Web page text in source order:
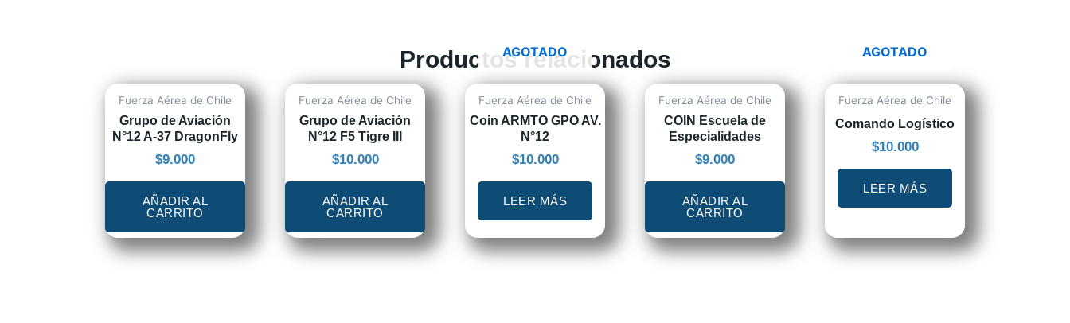
Productos relacionados
Fuerza Aérea de Chile
Grupo de Aviación
N°12 A-37 DragonFly
$9.000
AÑADIR AL
CARRITO
Fuerza Aérea de Chile
Grupo de Aviación
N°12 F5 Tigre III
$10.000
AÑADIR AL
CARRITO
AGOTADO
Fuerza Aérea de Chile
Coin ARMTO GPO AV.
N°12
$10.000
LEER MÁS
Fuerza Aérea de Chile
COIN Escuela de
Especialidades
$9.000
AÑADIR AL
CARRITO
AGOTADO
Fuerza Aérea de Chile
Comando Logístico
$10.000
LEER MÁS